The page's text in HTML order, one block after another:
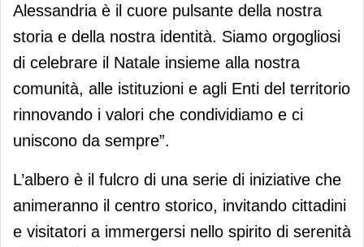
Alessandria è il cuore pulsante della nostra
storia e della nostra identità. Siamo orgogliosi
di celebrare il Natale insieme alla nostra
comunità, alle istituzioni e agli Enti del territorio
rinnovando i valori che condividiamo e ci
uniscono da sempre”.
L’albero è il fulcro di una serie di iniziative che
animeranno il centro storico, invitando cittadini
e visitatori a immergersi nello spirito di serenità